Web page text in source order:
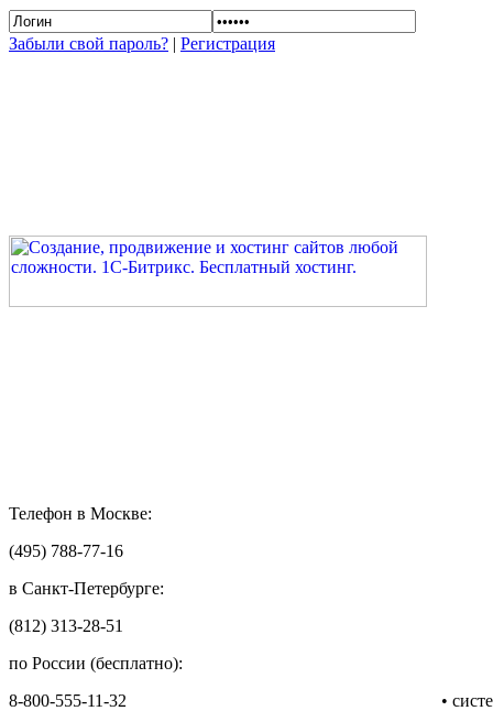
Забыли свой пароль? | Регистрация
Телефон в Москве:
(495) 788-77-16
в Санкт-Петербурге:
(812) 313-28-51
по России (бесплатно):
8-800-555-11-32
•